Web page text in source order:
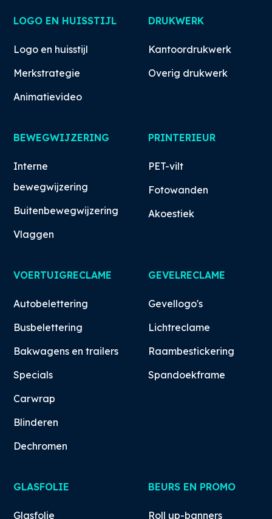
LOGO EN HUISSTIJL
Logo en huisstijl
Merkstrategie
Animatievideo
DRUKWERK
Kantoordrukwerk
Overig drukwerk
BEWEGWIJZERING
Interne
bewegwijzering
Buitenbewegwijzering
Vlaggen
PRINTERIEUR
PET-vilt
Fotowanden
Akoestiek
VOERTUIGRECLAME
Autobelettering
Busbelettering
Bakwagens en trailers
Specials
Carwrap
Blinderen
Dechromen
GEVELRECLAME
Gevellogo's
Lichtreclame
Raambestickering
Spandoekframe
GLASFOLIE
Glasfolie
BEURS EN PROMO
Roll up-banners